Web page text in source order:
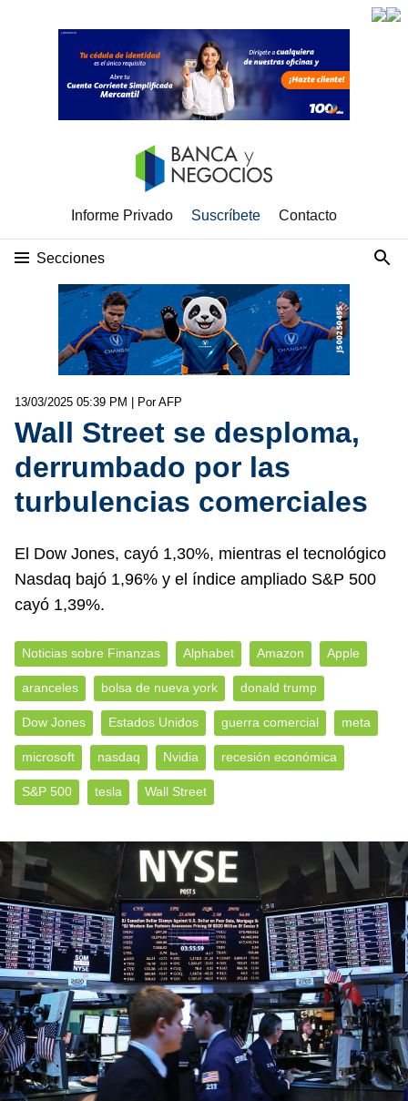
Informe Privado Suscríbete Contacto
Secciones
13/03/2025 05:39 PM | Por AFP
Wall Street se desploma,
derrumbado por las
turbulencias comerciales
El Dow Jones, cayó 1,30%, mientras el tecnológico
Nasdaq bajó 1,96% y el índice ampliado S&P 500
cayó 1,39%.
Noticias sobre Finanzas Alphabet Amazon Apple
aranceles bolsa de nueva york donald trump
Dow Jones Estados Unidos guerra comercial meta
microsoft nasdaq Nvidia recesión económica
S&P 500 tesla Wall Street